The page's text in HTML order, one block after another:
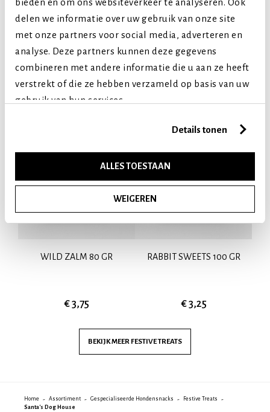
delen we informatie over uw gebruik van onze site
met onze partners voor social media, adverteren en
analyse. Deze partners kunnen deze gegevens
combineren met andere informatie die u aan ze heeft
verstrekt of die ze hebben verzameld op basis van uw
gebruik van hun services.
Details tonen
ALLES TOESTAAN
WEIGEREN
Ontdek meer producten
WILD ZALM 80 GR
€ 3,75
RABBIT SWEETS 100 GR
€ 3,25
BEKIJK MEER FESTIVE TREATS
Home Assortiment Gespecialiseerde Hondensnacks
Festive Treats
Santa's Dog House